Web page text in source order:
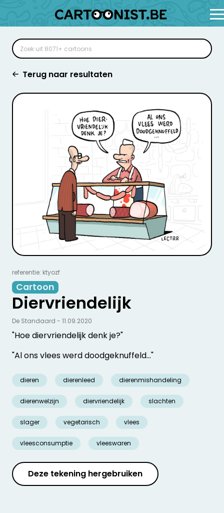
Terug naar resultaten
referentie: ktyozf
Cartoon
Diervriendelijk
"Hoe diervriendelijk denk je?"
"Al ons vlees werd doodgeknuffeld..."
dieren dierenleed dierenmishandeling
dierenwelzijn diervriendelijk slachten
slager vegetarisch vlees
vleesconsumptie vleeswaren
De Standaard - 11.09.2020
Deze tekening hergebruiken